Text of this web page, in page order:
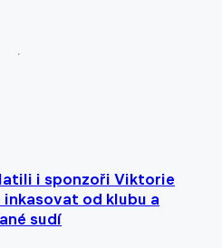
i sponzoři Viktorie
inkasovat od klubu a
sudí